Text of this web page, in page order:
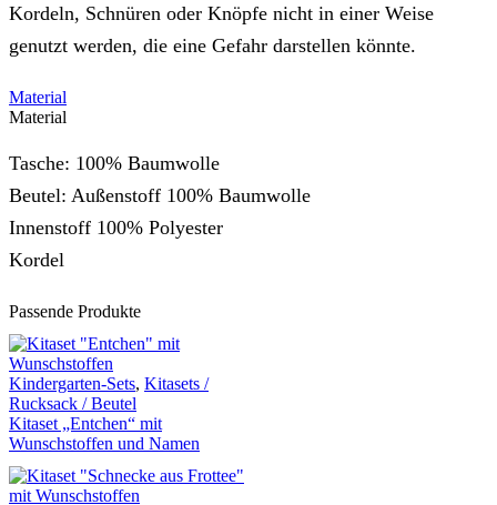
Kordeln, Schnüren oder Knöpfe nicht in einer Weise
genutzt werden, die eine Gefahr darstellen könnte.
Material
Material
Tasche: 100% Baumwolle
Beutel: Außenstoff 100% Baumwolle
Innenstoff 100% Polyester
Kordel
Passende Produkte
Kindergarten-Sets, Kitasets /
Rucksack / Beutel
Kitaset „Entchen“ mit
Wunschstoffen und Namen